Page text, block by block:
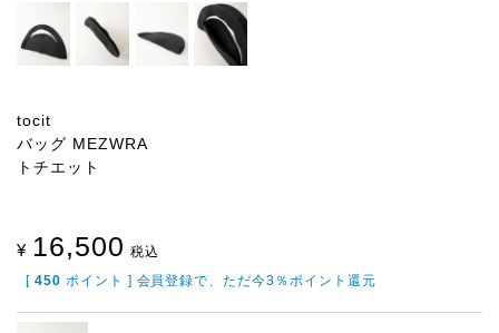
tocit
バッグ MEZWRA
トチエット
¥ 16,500 税込
[ 450 ポイント ] 会員登録で、ただ今3％ポイント還元